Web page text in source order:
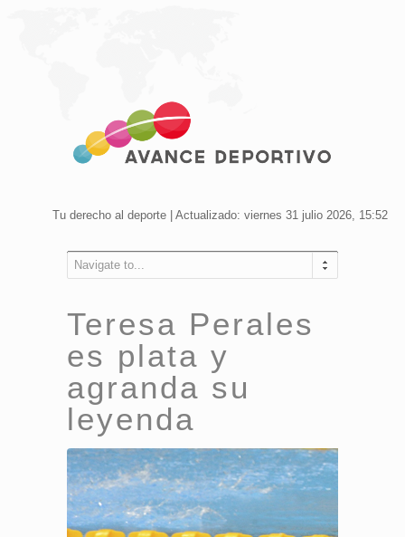
Tu derecho al deporte | Actualizado: viernes 31 julio 2026, 15:52
Navigate to...
Teresa Perales
es plata y
agranda su
leyenda